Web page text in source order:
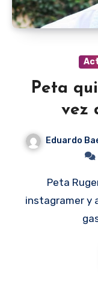
Peta
vez
Eduardo
Peta Ruger es un conocido youtuber,
instagramer y